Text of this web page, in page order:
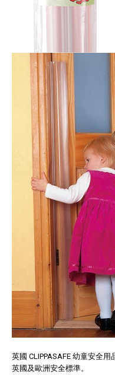
英國 CLIPPASAFE 幼童安全
英國及歐洲安全標準。